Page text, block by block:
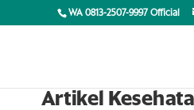
WA 0813-2507-9997 Official
Artikel